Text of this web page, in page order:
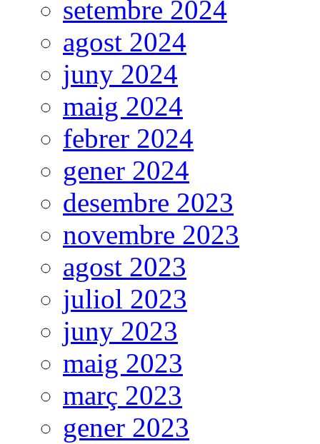
setembre 2024
agost 2024
juny 2024
maig 2024
febrer 2024
gener 2024
desembre 2023
novembre 2023
agost 2023
juliol 2023
juny 2023
maig 2023
març 2023
gener 2023